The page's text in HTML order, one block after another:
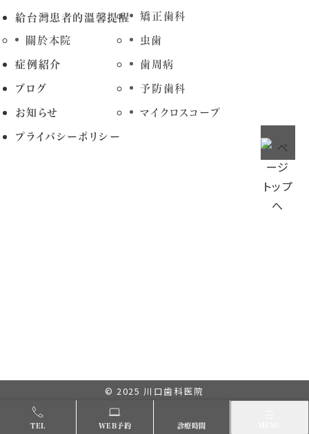
給台灣患者的溫馨提醒
關於本院
症例紹介
ブログ
お知らせ
プライバシーポリシー
矯正歯科
虫歯
歯周病
予防歯科
マイクロスコープ
© 2025 川口歯科医院
TEL WEB予約 診療時間